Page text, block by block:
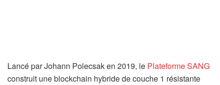
Lancé par Johann Polecsak en 2019, le Plateforme SANG
construit une blockchain hybride de couche 1 résistante